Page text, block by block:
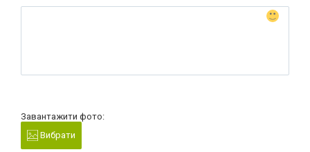
Завантажити фото:
Вибрати